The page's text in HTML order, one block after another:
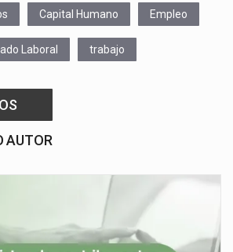
Capital Humano Empleo
Laboral trabajo
AUTOR